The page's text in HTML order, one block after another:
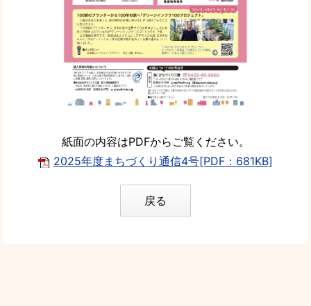
紙面の内容はPDFからご覧ください。
2025年度まちづくり通信4号[PDF：681KB]
戻る